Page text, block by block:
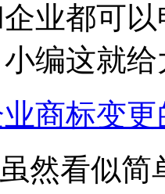
业都可
小编这就
商标变
然看似简